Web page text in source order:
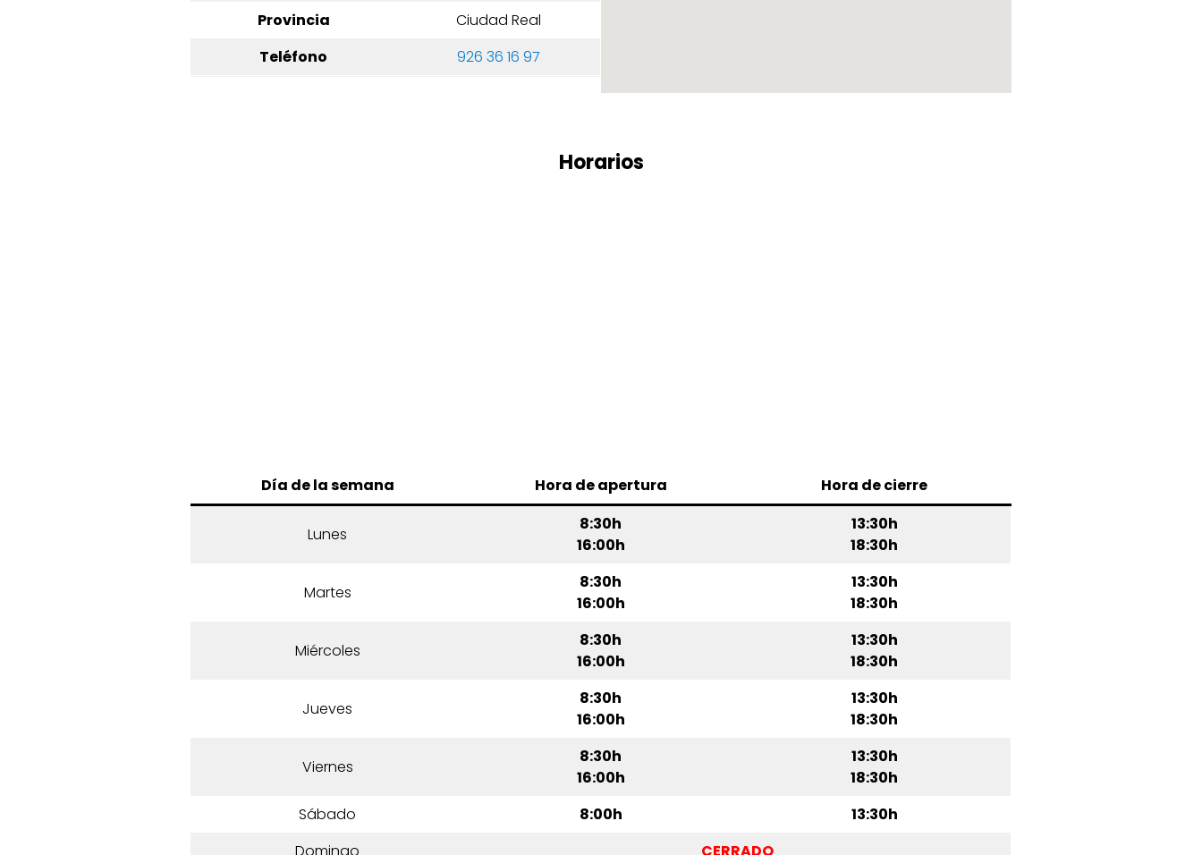
Provincia
Ciudad Real
Teléfono
926 36 16 97
Horarios
Día de la semana Hora de apertura Hora de cierre
Lunes
8:30h
16:00h
13:30h
18:30h
Martes
8:30h
16:00h
13:30h
18:30h
Miércoles
8:30h
16:00h
13:30h
18:30h
Jueves
8:30h
16:00h
13:30h
18:30h
Viernes
8:30h
16:00h
13:30h
18:30h
Sábado
8:00h
13:30h